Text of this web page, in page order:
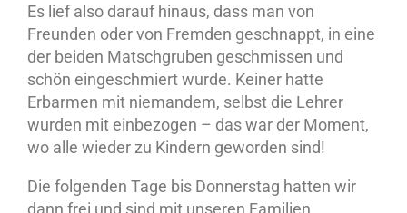
Es lief also darauf hinaus, dass man von
Freunden oder von Fremden geschnappt, in eine
der beiden Matschgruben geschmissen und
schön eingeschmiert wurde. Keiner hatte
Erbarmen mit niemandem, selbst die Lehrer
wurden mit einbezogen – das war der Moment,
wo alle wieder zu Kindern geworden sind!
Die folgenden Tage bis Donnerstag hatten wir
dann frei und sind mit unseren Familien